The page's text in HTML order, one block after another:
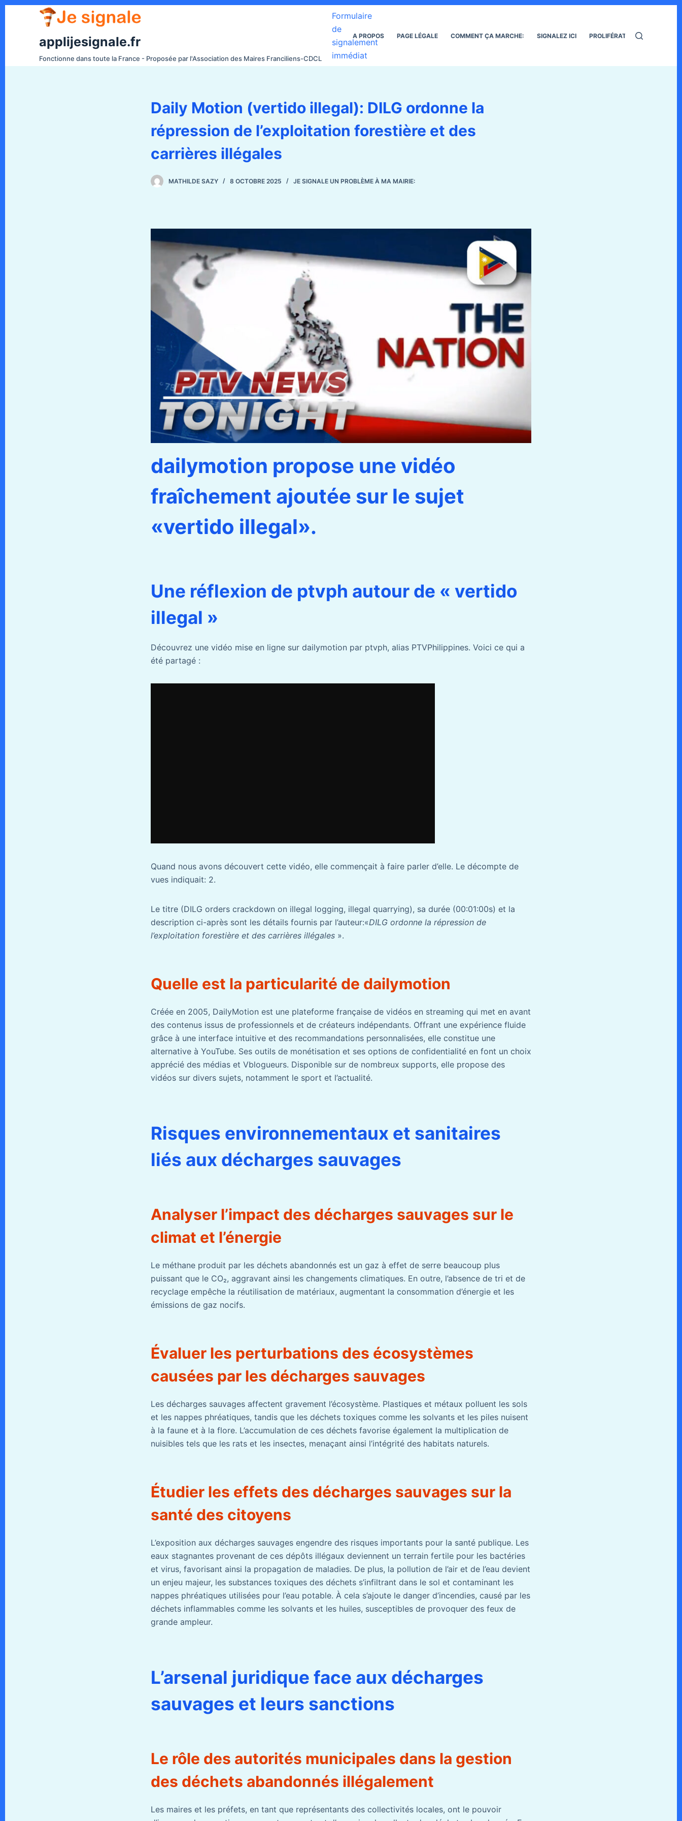
e
applijesignale.fr
Fonctionne dans toute la France - Proposée par l'Association des Maires Franciliens-CDCL
Formulaire
de
signalement
immédiat
A PROPOS PAGE LÉGALE COMMENT ÇA MARCHE: SIGNALEZ ICI PROLIFÉRATION DES RATS
Daily Motion (vertido illegal): DILG ordonne la
répression de l’exploitation forestière et des
carrières illégales
MATHILDE SAZY 8 OCTOBRE 2025 JE SIGNALE UN PROBLÈME À MA MAIRIE:
dailymotion propose une vidéo
fraîchement ajoutée sur le sujet
«vertido illegal».
Une réflexion de ptvph autour de « vertido
illegal »
Découvrez une vidéo mise en ligne sur dailymotion par ptvph, alias PTVPhilippines. Voici ce qui a
été partagé :
Quand nous avons découvert cette vidéo, elle commençait à faire parler d’elle. Le décompte de
vues indiquait: 2.
Le titre (DILG orders crackdown on illegal logging, illegal quarrying), sa durée (00:01:00s) et la
description ci-après sont les détails fournis par l’auteur:«DILG ordonne la répression de
l’exploitation forestière et des carrières illégales ».
Quelle est la particularité de dailymotion
Créée en 2005, DailyMotion est une plateforme française de vidéos en streaming qui met en avant
des contenus issus de professionnels et de créateurs indépendants. Offrant une expérience fluide
grâce à une interface intuitive et des recommandations personnalisées, elle constitue une
alternative à YouTube. Ses outils de monétisation et ses options de confidentialité en font un choix
apprécié des médias et Vblogueurs. Disponible sur de nombreux supports, elle propose des
vidéos sur divers sujets, notamment le sport et l’actualité.
Risques environnementaux et sanitaires
liés aux décharges sauvages
Analyser l’impact des décharges sauvages sur le
climat et l’énergie
Le méthane produit par les déchets abandonnés est un gaz à effet de serre beaucoup plus
puissant que le CO₂, aggravant ainsi les changements climatiques. En outre, l’absence de tri et de
recyclage empêche la réutilisation de matériaux, augmentant la consommation d’énergie et les
émissions de gaz nocifs.
Évaluer les perturbations des écosystèmes
causées par les décharges sauvages
Les décharges sauvages affectent gravement l’écosystème. Plastiques et métaux polluent les sols
et les nappes phréatiques, tandis que les déchets toxiques comme les solvants et les piles nuisent
à la faune et à la flore. L’accumulation de ces déchets favorise également la multiplication de
nuisibles tels que les rats et les insectes, menaçant ainsi l’intégrité des habitats naturels.
Étudier les effets des décharges sauvages sur la
santé des citoyens
L’exposition aux décharges sauvages engendre des risques importants pour la santé publique. Les
eaux stagnantes provenant de ces dépôts illégaux deviennent un terrain fertile pour les bactéries
et virus, favorisant ainsi la propagation de maladies. De plus, la pollution de l’air et de l’eau devient
un enjeu majeur, les substances toxiques des déchets s’infiltrant dans le sol et contaminant les
nappes phréatiques utilisées pour l’eau potable. À cela s’ajoute le danger d’incendies, causé par les
déchets inflammables comme les solvants et les huiles, susceptibles de provoquer des feux de
grande ampleur.
L’arsenal juridique face aux décharges
sauvages et leurs sanctions
Le rôle des autorités municipales dans la gestion
des déchets abandonnés illégalement
Les maires et les préfets, en tant que représentants des collectivités locales, ont le pouvoir